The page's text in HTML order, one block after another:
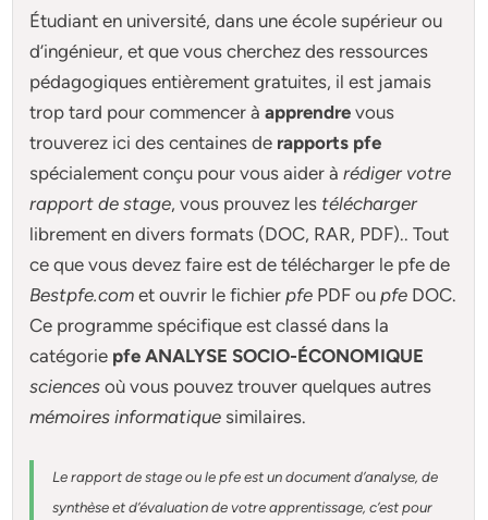
Étudiant en université, dans une école supérieur ou
d’ingénieur, et que vous cherchez des ressources
pédagogiques entièrement gratuites, il est jamais
trop tard pour commencer àapprendre vous
trouverez ici des centaines de rapports pfe
spécialement conçu pourvous aider àrédiger votre
rapport de stage, vous prouvez les télécharger
librement en divers formats (DOC, RAR, PDF).. Tout
ce que vous devez faire est de télécharger le pfe de
Bestpfe.com et ouvrir le fichierpfe PDF oupfe DOC.
Ce programme spécifique est classé dans la
catégorie pfe ANALYSE SOCIO-ÉCONOMIQUE
sciencesoù vous pouvez trouver quelques autres
mémoires informatique similaires.
Le rapport de stage ou le pfe est un document d’analyse, de
synthèse et d’évaluation de votre apprentissage, c’est pour